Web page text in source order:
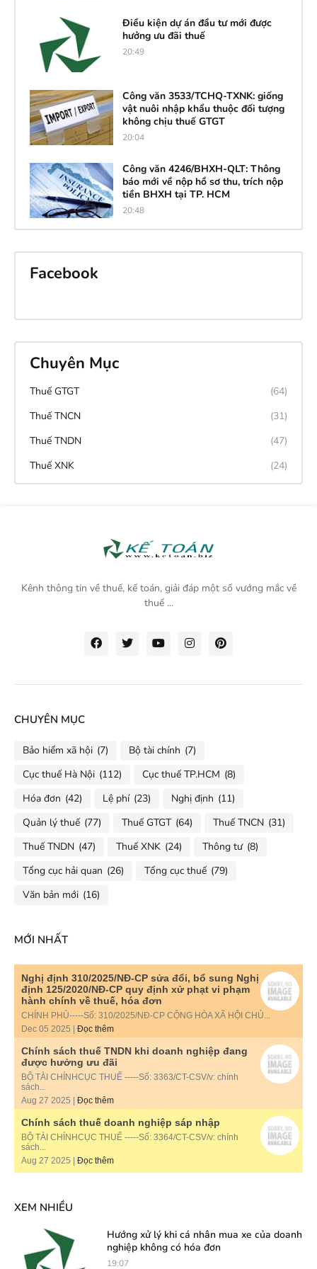
Điều kiện dự án đầu tư mới được
hưởng ưu đãi thuế
20:49
Công văn 3533/TCHQ-TXNK: giống
vật nuôi nhập khẩu thuộc đối tượng
không chịu thuế GTGT
20:04
Công văn 4246/BHXH-QLT: Thông
báo mới về nộp hồ sơ thu, trích nộp
tiền BHXH tại TP. HCM
20:48
Facebook
Chuyên Mục
Thuế GTGT
(64)
Thuế TNCN
(31)
Thuế TNDN
(47)
Thuế XNK
(24)
Kênh thông tin về thuế, kế toán, giải đáp một số vướng mắc về
thuế ...
CHUYÊN MỤC
Bảo hiểm xã hội (7) Bộ tài chính (7)
Cục thuế Hà Nội (112) Cục thuế TP.HCM (8)
Hóa đơn (42) Lệ phí (23) Nghị định (11)
Quản lý thuế (77) Thuế GTGT (64) Thuế TNCN (31)
Thuế TNDN (47) Thuế XNK (24) Thông tư (8)
Tổng cục hải quan (26) Tổng cục thuế (79)
Văn bản mới (16)
MỚI NHẤT
Nghị định 310/2025/NĐ-CP sửa đổi, bổ sung Nghị
định 125/2020/NĐ-CP quy định xử phạt vi phạm
hành chính về thuế, hóa đơn
CHÍNH PHỦ-----Số: 310/2025/NĐ-CP CỘNG HÒA XÃ HỘI CHỦ...
Dec 05 2025 | Đọc thêm
Chính sách thuế TNDN khi doanh nghiệp đang
được hưởng ưu đãi
BỘ TÀI CHÍNHCỤC THUẾ -----Số: 3363/CT-CSV/v: chính
sách...
Aug 27 2025 | Đọc thêm
Chính sách thuế doanh nghiệp sáp nhập
BỘ TÀI CHÍNHCỤC THUẾ -----Số: 3364/CT-CSV/v: chính
sách...
Aug 27 2025 | Đọc thêm
XEM NHIỀU
Hướng xử lý khi cá nhân mua xe của doanh
nghiệp không có hóa đơn
19:07